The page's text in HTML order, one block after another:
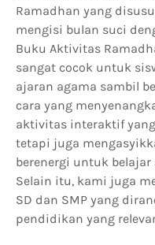
Ramadhan yang
mengisi bulan suci
Buku Aktivitas
sangat cocok untuk
ajaran agama sambil
cara yang
aktivitas interaktif
tetapi juga
berenergi untuk
Selain itu, kami juga
SD dan SMP yang
pendidikan yang